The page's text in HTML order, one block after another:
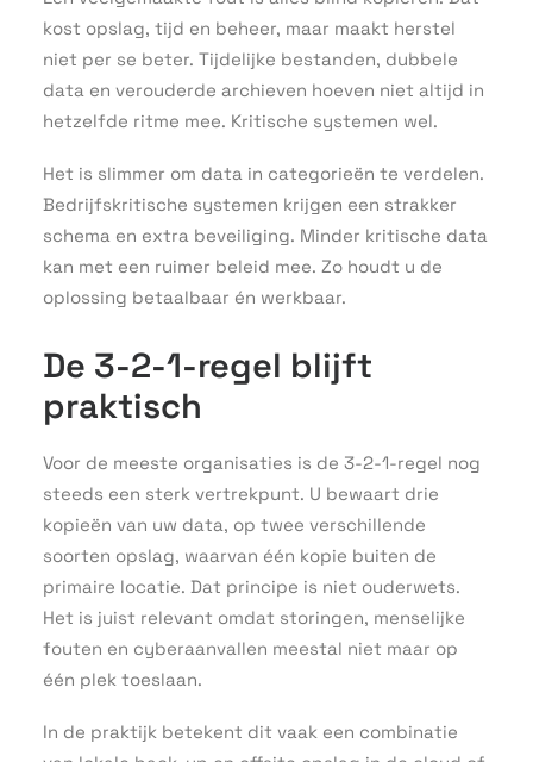
kost opslag, tijd en beheer, maar maakt herstel
niet per se beter. Tijdelijke bestanden, dubbele
data en verouderde archieven hoeven niet altijd in
hetzelfde ritme mee. Kritische systemen wel.
Het is slimmer om data in categorieën te verdelen.
Bedrijfskritische systemen krijgen een strakker
schema en extra beveiliging. Minder kritische data
kan met een ruimer beleid mee. Zo houdt u de
oplossing betaalbaar én werkbaar.
De 3-2-1-regel blijft
praktisch
Voor de meeste organisaties is de 3-2-1-regel nog
steeds een sterk vertrekpunt. U bewaart drie
kopieën van uw data, op twee verschillende
soorten opslag, waarvan één kopie buiten de
primaire locatie. Dat principe is niet ouderwets.
Het is juist relevant omdat storingen, menselijke
fouten en cyberaanvallen meestal niet maar op
één plek toeslaan.
In de praktijk betekent dit vaak een combinatie